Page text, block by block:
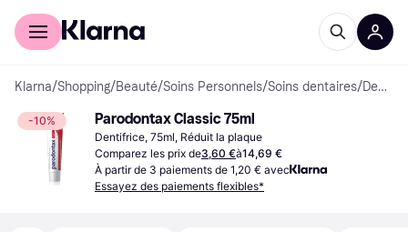
Acheter avec Klarna
Klarna/Shopping/Beauté/Soins Personnels/Soins dentaires/ Dentifrices
-10% Parodontax Classic 75ml
Dentifrice, 75ml, Réduit la plaque
Comparez les prix de3,60 €à14,69 €
À partir de 3 paiements de 1,20 € avec
Essayez des paiements flexibles*